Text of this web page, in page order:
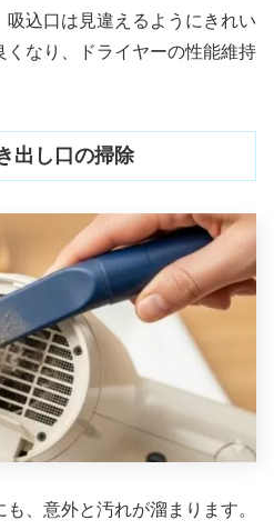
込口は見違えるようにきれい
くなり、ドライヤーの性能維持
出し口の掃除
も、意外と汚れが溜まります。